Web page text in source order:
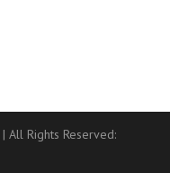
| All Rights Reserved: